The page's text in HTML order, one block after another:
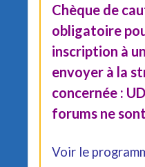
Chèque de
obligatoire
inscription à
envoyer à la
concernée :
forums ne
Voir le